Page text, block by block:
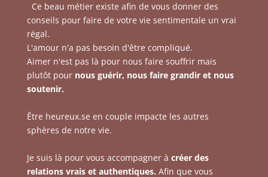
Ce beau métier existe afin de vous donner des
conseils pour faire de votre vie sentimentale un vrai
régal.
L'amour n'a pas besoin d'être compliqué.
Aimer n'est pas là pour nous faire souffrir mais
plutôt pour nous guérir, nous faire grandir et nous
soutenir.
Être heureux.se en couple impacte les autres
sphères de notre vie.
Je suis là pour vous accompagner à créer des
relations vrais et authentiques. Afin que vous